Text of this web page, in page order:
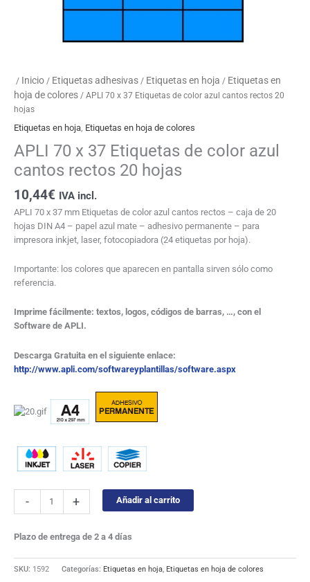
/ Inicio / Etiquetas adhesivas / Etiquetas en hoja / Etiquetas en
hoja de colores / APLI 70 x 37 Etiquetas de color azul cantos rectos 20
hojas
Etiquetas en hoja, Etiquetas en hoja de colores
APLI 70 x 37 Etiquetas de color azul
cantos rectos 20 hojas
10,44€ IVA incl.
APLI 70 x 37 mm Etiquetas de color azul cantos rectos – caja de 20
hojas DIN A4 – papel azul mate – adhesivo permanente – para
impresora inkjet, laser, fotocopiadora (24 etiquetas por hoja).
Importante: los colores que aparecen en pantalla sirven sólo como
referencia.
Imprime fácilmente: textos, logos, códigos de barras, …, con el
Software de APLI.
Descarga Gratuita en el siguiente enlace:
http://www.apli.com/softwareyplantillas/software.aspx
- + Añadir al carrito
Plazo de entrega de 2 a 4 días
SKU: 1592 Categorías: Etiquetas en hoja, Etiquetas en hoja de colores